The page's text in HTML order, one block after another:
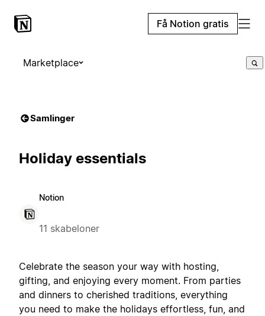
Få Notion gratis
Marketplace
Samlinger
Holiday essentials
Notion
11 skabeloner
Celebrate the season your way with hosting,
gifting, and enjoying every moment. From parties
and dinners to cherished traditions, everything
you need to make the holidays effortless, fun, and